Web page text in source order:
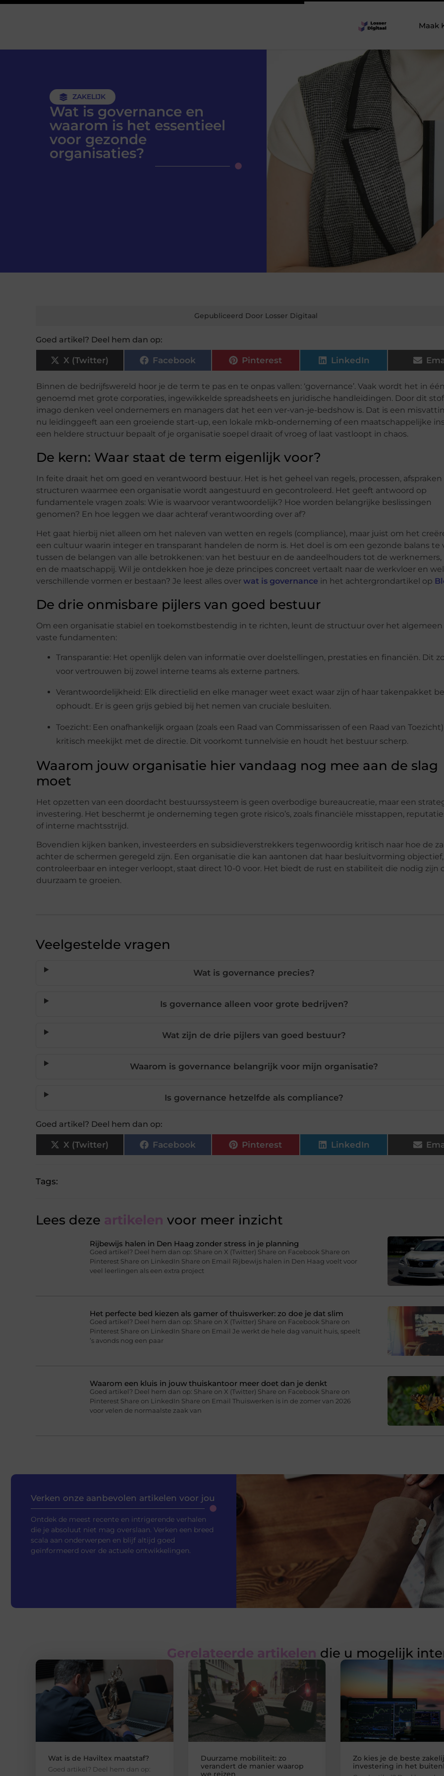
Maak
ZAKELIJK
Wat is governance en
waarom is het essentieel
voor gezonde
organisaties?
Gepubliceerd Door Losser Digitaal
Goed artikel? Deel hem dan op:
X (Twitter) Facebook Pinterest LinkedIn
Binnen de bedrijfswereld hoor je de term te pas en te onpas vallen: ‘governance’. Vaak wordt het in
genoemd met grote corporaties, ingewikkelde spreadsheets en juridische handleidingen. Door dit
imago denken veel ondernemers en managers dat het een ver-van-je-bedshow is. Dat is een
nu leidinggeeft aan een groeiende start-up, een lokale mkb-onderneming of een maatschappelijke
een heldere structuur bepaalt of je organisatie soepel draait of vroeg of laat vastloopt in chaos.
De kern: Waar staat de term eigenlijk voor?
In feite draait het om goed en verantwoord bestuur. Het is het geheel van regels, processen, afspraken
structuren waarmee een organisatie wordt aangestuurd en gecontroleerd. Het geeft antwoord op
fundamentele vragen zoals: Wie is waarvoor verantwoordelijk? Hoe worden belangrijke beslissingen
genomen? En hoe leggen we daar achteraf verantwoording over af?
Het gaat hierbij niet alleen om het naleven van wetten en regels (compliance), maar juist om het
een cultuur waarin integer en transparant handelen de norm is. Het doel is om een gezonde balans te
tussen de belangen van alle betrokkenen: van het bestuur en de aandeelhouders tot de
en de maatschappij. Wil je ontdekken hoe je deze principes concreet vertaalt naar de werkvloer en
verschillende vormen er bestaan? Je leest alles over wat is governance in het achtergrondartikel op
De drie onmisbare pijlers van goed bestuur
Om een organisatie stabiel en toekomstbestendig in te richten, leunt de structuur over het algemeen
vaste fundamenten:
Transparantie: Het openlijk delen van informatie over doelstellingen, prestaties en financiën. Dit
voor vertrouwen bij zowel interne teams als externe partners.
Verantwoordelijkheid: Elk directielid en elke manager weet exact waar zijn of haar takenpakket
ophoudt. Er is geen grijs gebied bij het nemen van cruciale besluiten.
Toezicht: Een onafhankelijk orgaan (zoals een Raad van Commissarissen of een Raad van
kritisch meekijkt met de directie. Dit voorkomt tunnelvisie en houdt het bestuur scherp.
Waarom jouw organisatie hier vandaag nog mee aan de slag
moet
Het opzetten van een doordacht bestuurssysteem is geen overbodige bureaucreatie, maar een
investering. Het beschermt je onderneming tegen grote risico’s, zoals financiële misstappen,
of interne machtsstrijd.
Bovendien kijken banken, investeerders en subsidieverstrekkers tegenwoordig kritisch naar hoe de
achter de schermen geregeld zijn. Een organisatie die kan aantonen dat haar besluitvorming objectief,
controleerbaar en integer verloopt, staat direct 10-0 voor. Het biedt de rust en stabiliteit die nodig zijn
duurzaam te groeien.
Veelgestelde vragen
Wat is governance precies?
Is governance alleen voor grote bedrijven?
Wat zijn de drie pijlers van goed bestuur?
Waarom is governance belangrijk voor mijn organisatie?
Is governance hetzelfde als compliance?
Goed artikel? Deel hem dan op:
X (Twitter) Facebook Pinterest LinkedIn
Tags:
Lees deze artikelen voor meer inzicht
Rijbewijs halen in Den Haag zonder stress in je planning
Goed artikel? Deel hem dan op: Share on X (Twitter) Share on Facebook Share on
Pinterest Share on LinkedIn Share on Email Rijbewijs halen in Den Haag voelt voor
veel leerlingen als een extra project
Het perfecte bed kiezen als gamer of thuiswerker: zo doe je dat slim
Goed artikel? Deel hem dan op: Share on X (Twitter) Share on Facebook Share on
Pinterest Share on LinkedIn Share on Email Je werkt de hele dag vanuit huis, speelt
’s avonds nog een paar
Waarom een kluis in jouw thuiskantoor meer doet dan je denkt
Goed artikel? Deel hem dan op: Share on X (Twitter) Share on Facebook Share on
Pinterest Share on LinkedIn Share on Email Thuiswerken is in de zomer van 2026
voor velen de normaalste zaak van
Verken onze aanbevolen artikelen voor jou
Ontdek de meest recente en intrigerende verhalen
die je absoluut niet mag overslaan. Verken een breed
scala aan onderwerpen en blijf altijd goed
geïnformeerd over de actuele ontwikkelingen.
Gerelateerde artikelen die u mogelijk
Wat is de Haviltex maatstaf?
Goed artikel? Deel hem dan op:
Duurzame mobiliteit: zo
verandert de manier waarop
we reizen
Zo kies je de beste
investering in het